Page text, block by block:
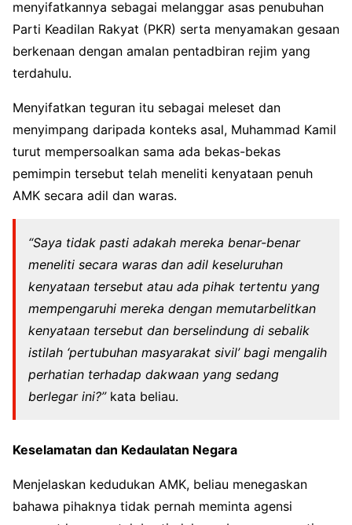
menyifatkannya sebagai melanggar asas penubuhan
Parti Keadilan Rakyat (PKR) serta menyamakan gesaan
berkenaan dengan amalan pentadbiran rejim yang
terdahulu.
Menyifatkan teguran itu sebagai meleset dan
menyimpang daripada konteks asal, Muhammad Kamil
turut mempersoalkan sama ada bekas-bekas
pemimpin tersebut telah meneliti kenyataan penuh
AMK secara adil dan waras.
“Saya tidak pasti adakah mereka benar-benar
meneliti secara waras dan adil keseluruhan
kenyataan tersebut atau ada pihak tertentu yang
mempengaruhi mereka dengan memutarbelitkan
kenyataan tersebut dan berselindung di sebalik
istilah ‘pertubuhan masyarakat sivil’ bagi mengalih
perhatian terhadap dakwaan yang sedang
berlegar ini?”kata beliau.
Keselamatan dan Kedaulatan Negara
Menjelaskan kedudukan AMK, beliau menegaskan
bahawa pihaknya tidak pernah meminta agensi